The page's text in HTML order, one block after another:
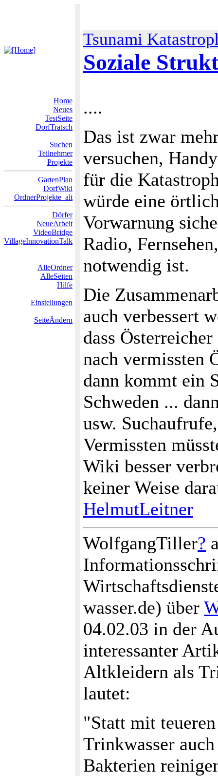
Tsunami
Soziale
Home
Neues
TestSeite
DorfTratsch
Suchen
Teilnehmer
Projekte
GartenPlan
DorfWiki
OrdnerProjekte_alt
Dörfer
NeueArbeit
VideoBridge
VillageInnovationTalk
AlleOrdner
AlleSeiten
Hilfe
Einstellungen
SeiteÄndern
....
Das ist zwar
versuchen,
für die
würde eine
Vorwarnung
Radio,
notwendig ist.
Die
auch verbessert
dass
nach vermissten
dann kommt ein
Schweden ...
usw.
Vermissten
Wiki besser
keiner Weise
HelmutLeitner
WolfgangTiller?
wasser.de) über
04.02.03 in der
interessanter
Altkleidern als
lautet:
"Statt mit
Trinkwasser
Bakterien